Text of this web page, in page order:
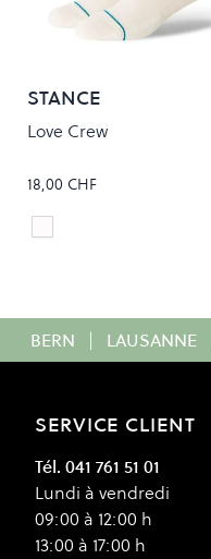
STANCE
Love Crew
18,00 CHF
Colour
White
BERN | LAUSANNE
SERVICE CLIENT
Tél. 041 761 51 01
Lundi à vendredi
09:00 à 12:00 h
13:00 à 17:00 h